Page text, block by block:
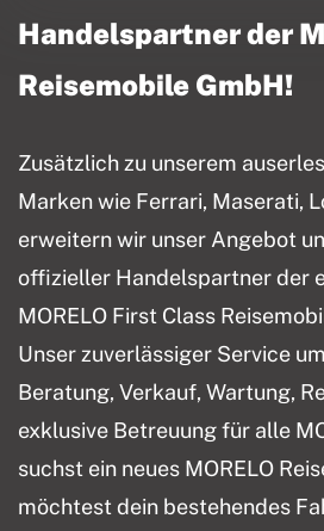
Handelspartner der
Reisemobile GmbH!
Zusätzlich zu unserem
Marken wie Ferrari, Maserati,
erweitern wir unser Angebot
offizieller Handelspartner der
MORELO First Class
Unser zuverlässiger Service
Beratung, Verkauf, Wartung,
exklusive Betreuung für alle
suchst ein neues MORELO
möchtest dein bestehendes